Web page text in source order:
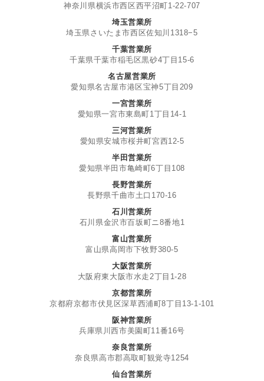
神奈川県横浜市西区西平沼町1-22-707
埼玉営業所
埼玉県さいたま市西区佐知川1318−5
千葉営業所
千葉県千葉市稲毛区黒砂4丁目15-6
名古屋営業所
愛知県名古屋市港区宝神5丁目209
一宮営業所
愛知県一宮市東島町1丁目14-1
三河営業所
愛知県安城市桜井町宮西12-5
半田営業所
愛知県半田市亀崎町6丁目108
長野営業所
長野県千曲市土口170-16
石川営業所
石川県金沢市百坂町ニ8番地1
富山営業所
富山県高岡市下牧野380-5
大阪営業所
大阪府東大阪市水走2丁目1-28
京都営業所
京都府京都市伏見区深草西浦町8丁目13-1-101
阪神営業所
兵庫県川西市美園町11番16号
奈良営業所
奈良県高市郡高取町観覚寺1254
仙台営業所